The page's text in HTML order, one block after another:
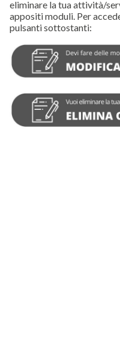
eliminare la tua attività/
appositi moduli. Per
pulsanti sottostanti: